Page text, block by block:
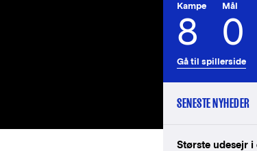
Kampe
8
Mål
0
Gå til spillerside
SENESTE NYHEDER
Største udesejr